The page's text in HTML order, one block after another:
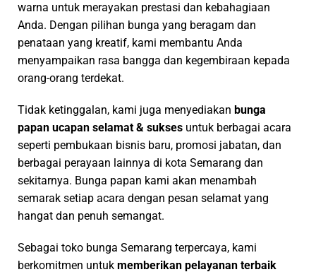
papan ucapan selamat & sukses untuk berbagai acara
seperti pembukaan bisnis baru, promosi jabatan, dan
berbagai perayaan lainnya di kota Semarang dan
sekitarnya. Bunga papan kami akan menambah
semarak setiap acara dengan pesan selamat yang
Sebagai toko bunga Semarang terpercaya, kami
berkomitmen untukmemberikan pelayanan terbaik
kepada pelanggan. Setiap pesanan bunga papan akan
diproses dengan cepat dan teliti, memastikan bahwa
bunga sampai di tempat tujuan tepat waktu dan dalam
kondisi terbaik. Kami percaya bahwa setiap bunga
kami di sini untuk membantu Anda mengekspresikan